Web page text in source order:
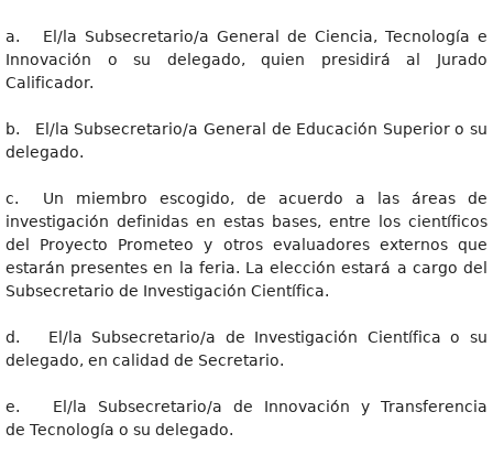
a. El/la Subsecretario/a General de Ciencia, Tecnología e
Innovación o su delegado, quien presidirá al Jurado
Calificador.
b. El/la Subsecretario/a General de Educación Superior o su
delegado.
c. Un miembro escogido, de acuerdo a las áreas de
investigación definidas en estas bases, entre los científicos
del Proyecto Prometeo y otros evaluadores externos que
estarán presentes en la feria. La elección estará a cargo del
Subsecretario de Investigación Científica.
d. El/la Subsecretario/a de Investigación Científica o su
delegado, en calidad de Secretario.
e. El/la Subsecretario/a de Innovación y Transferencia
de Tecnología o su delegado.